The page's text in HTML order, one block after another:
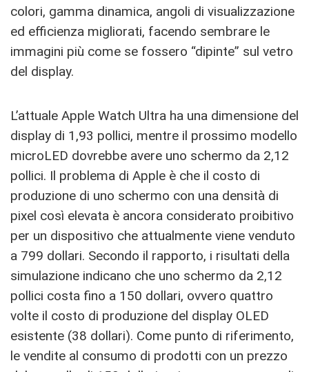
colori, gamma dinamica, angoli di visualizzazione
ed efficienza migliorati, facendo sembrare le
immagini più come se fossero “dipinte” sul vetro
del display.
L’attuale Apple Watch Ultra ha una dimensione del
display di 1,93 pollici, mentre il prossimo modello
microLED dovrebbe avere uno schermo da 2,12
pollici. Il problema di Apple è che il costo di
produzione di uno schermo con una densità di
pixel così elevata è ancora considerato proibitivo
per un dispositivo che attualmente viene venduto
a 799 dollari. Secondo il rapporto, i risultati della
simulazione indicano che uno schermo da 2,12
pollici costa fino a 150 dollari, ovvero quattro
volte il costo di produzione del display OLED
esistente (38 dollari). Come punto di riferimento,
le vendite al consumo di prodotti con un prezzo